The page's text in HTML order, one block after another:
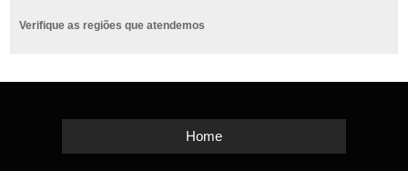
Verifique as regiões que atendemos
Home